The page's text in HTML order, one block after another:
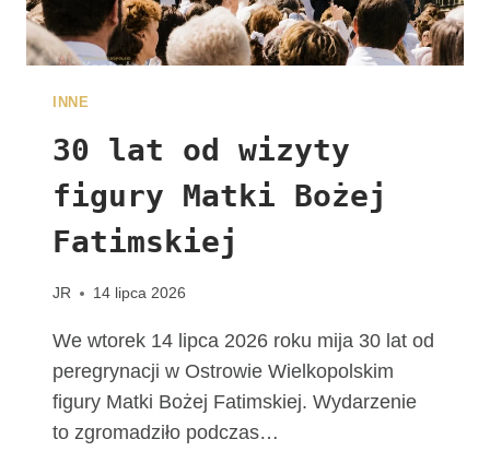
L
N
E
E
C
Z
A
L
S
K
INNE
30 lat od wizyty
figury Matki Bożej
Fatimskiej
JR 14 lipca 2026
We wtorek 14 lipca 2026 roku mija 30 lat od
peregrynacji w Ostrowie Wielkopolskim
figury Matki Bożej Fatimskiej. Wydarzenie
to zgromadziło podczas…